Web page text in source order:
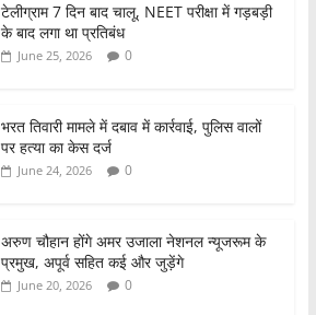
टेलीग्राम 7 दिन बाद चालू, NEET परीक्षा में गड़बड़ी
के बाद लगा था प्रतिबंध
June 25, 2026 0
भरत तिवारी मामले में दबाव में कार्रवाई, पुलिस वालों
पर हत्या का केस दर्ज
June 24, 2026 0
अरुण चौहान होंगे अमर उजाला नेशनल न्यूजरूम के
प्रमुख, अपूर्व सहित कई और जुड़ेंगे
June 20, 2026 0